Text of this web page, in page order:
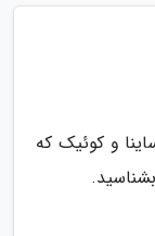
و کوئیک که